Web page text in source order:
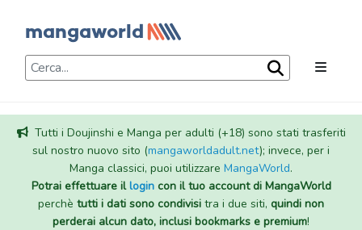
Tutti i Doujinshi e Manga per adulti (+18) sono stati trasferiti
sul nostro nuovo sito (mangaworldadult.net); invece, per i
Manga classici, puoi utilizzare MangaWorld.
Potrai effettuare illogincon il tuo account di MangaWorld
perchè tutti i dati sono condivisi tra i due siti, quindi non
perderai alcun dato, inclusi bookmarks e premium!